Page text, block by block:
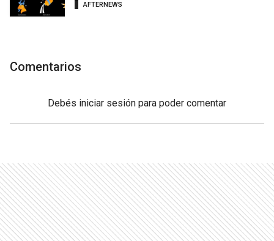
AFTERNEWS
Comentarios
Debés iniciar sesión para poder comentar